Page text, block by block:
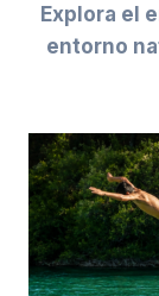
Explora el
entorno